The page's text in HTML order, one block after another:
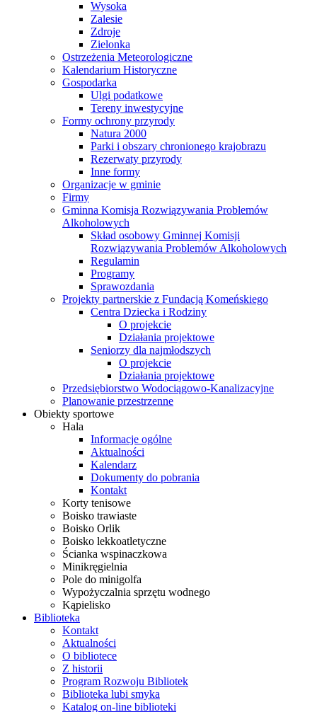
Wysoka
Zalesie
Zdroje
Zielonka
Ostrzeżenia Meteorologiczne
Kalendarium Historyczne
Gospodarka
Ulgi podatkowe
Tereny inwestycyjne
Formy ochrony przyrody
Natura 2000
Parki i obszary chronionego krajobrazu
Rezerwaty przyrody
Inne formy
Organizacje w gminie
Firmy
Gminna Komisja Rozwiązywania Problemów
Alkoholowych
Skład osobowy Gminnej Komisji
Rozwiązywania Problemów Alkoholowych
Regulamin
Programy
Sprawozdania
Projekty partnerskie z Fundacją Komeńskiego
Centra Dziecka i Rodziny
O projekcie
Działania projektowe
Seniorzy dla najmłodszych
O projekcie
Działania projektowe
Przedsiębiorstwo Wodociągowo-Kanalizacyjne
Planowanie przestrzenne
Obiekty sportowe
Hala
Informacje ogólne
Aktualności
Kalendarz
Dokumenty do pobrania
Kontakt
Korty tenisowe
Boisko trawiaste
Boisko Orlik
Boisko lekkoatletyczne
Ścianka wspinaczkowa
Minikręgielnia
Pole do minigolfa
Wypożyczalnia sprzętu wodnego
Kąpielisko
Biblioteka
Kontakt
Aktualności
O bibliotece
Z historii
Program Rozwoju Bibliotek
Biblioteka lubi smyka
Katalog on-line biblioteki